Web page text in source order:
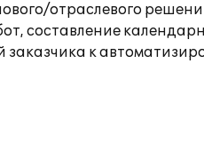
отраслевого
составление
к